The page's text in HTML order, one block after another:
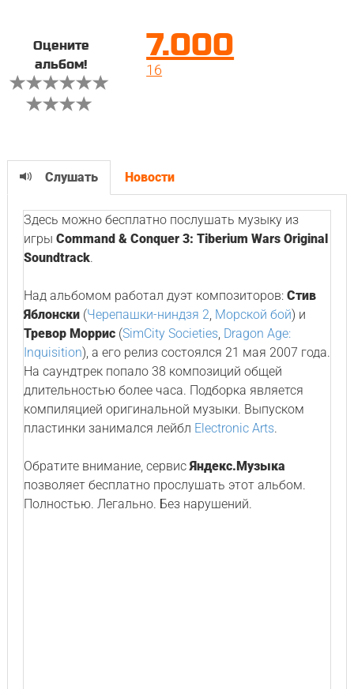
Оцените
альбом!
7.000
16
Слушать Новости
Здесь можно бесплатно послушать музыку из
игры Command & Conquer 3: Tiberium Wars Original
Soundtrack.
Над альбомом работал дуэт композиторов: Стив
Яблонски(Черепашки-ниндзя 2, Морской бой) и
Тревор Моррис(SimCity Societies, Dragon Age:
Inquisition), а его релиз состоялся 21 мая 2007 года.
На саундтрек попало 38 композиций общей
длительностью более часа. Подборка является
компиляцией оригинальной музыки. Выпуском
пластинки занимался лейбл Electronic Arts.
Обратите внимание, сервисЯндекс.Музыка
позволяет бесплатно прослушать этот альбом.
Полностью. Легально. Без нарушений.